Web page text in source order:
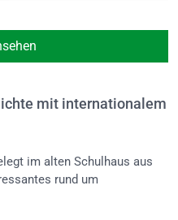
mit internationalem
im alten Schulhaus aus
rund um